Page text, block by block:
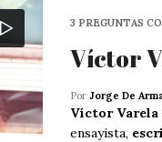
3 PREGUNTAS
Víctor
Por Jorge De
Víctor Varela
ensayista,